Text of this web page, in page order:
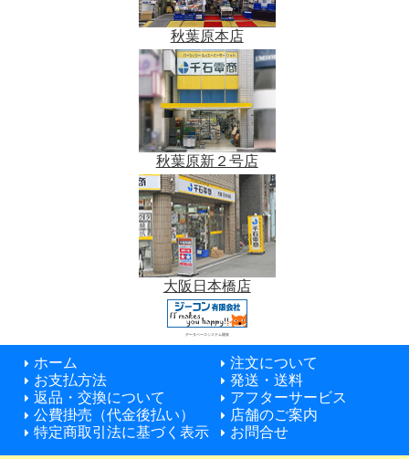
秋葉原本店
秋葉原新２号店
大阪日本橋店
データベースシステム開発
ホーム
注文について
お支払方法
発送・送料
返品・交換について
アフターサービス
公費掛売（代金後払い）
店舗のご案内
特定商取引法に基づく表示
お問合せ